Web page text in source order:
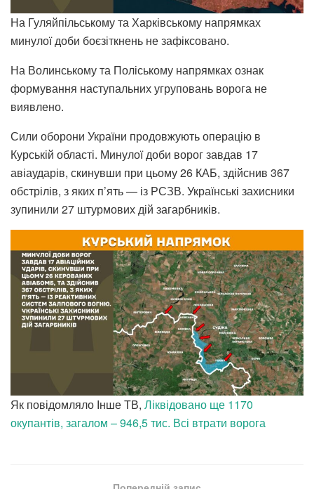
На Гуляйпільському та Харківському напрямках
минулої доби боєзіткнень не зафіксовано.
На Волинському та Поліському напрямках ознак
формування наступальних угруповань ворога не
виявлено.
Сили оборони України продовжують операцію в
Курській області. Минулої доби ворог завдав 17
авіаударів, скинувши при цьому 26 КАБ, здійснив 367
обстрілів, з яких п’ять — із РСЗВ. Українські захисники
зупинили 27 штурмових дій загарбників.
Як повідомляло Інше ТВ, Ліквідовано ще 1170
окупантів, загалом – 946,5 тис. Всі втрати ворога